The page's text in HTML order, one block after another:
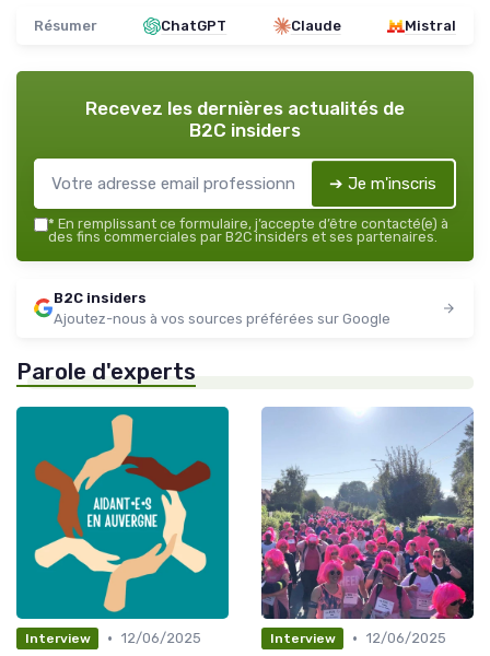
Résumer ChatGPT Claude Mistral
Recevez les dernières actualités de
B2C insiders
➔ Je m'inscris
* En remplissant ce formulaire, j’accepte d’être contacté(e) à
des fins commerciales par B2C insiders et ses partenaires.
B2C insiders
Ajoutez-nous à vos sources préférées sur Google
Parole d'experts
Interview • 12/06/2025
Interview • 12/06/2025